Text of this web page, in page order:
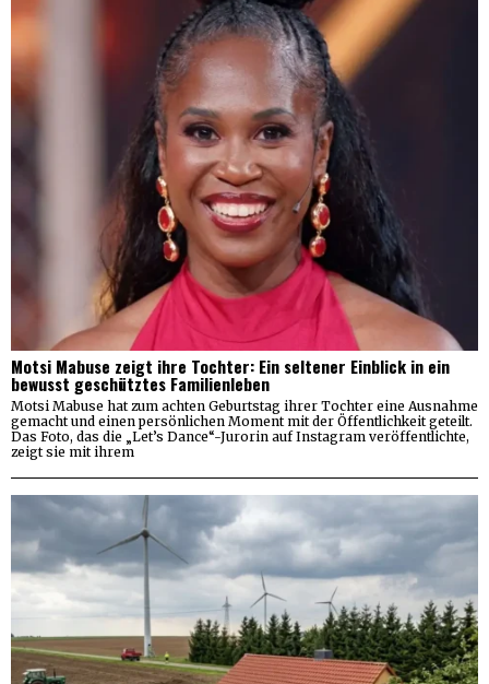
Motsi Mabuse zeigt ihre Tochter: Ein seltener Einblick in ein
bewusst geschütztes Familienleben
Motsi Mabuse hat zum achten Geburtstag ihrer Tochter eine Ausnahme
gemacht und einen persönlichen Moment mit der Öffentlichkeit geteilt.
Das Foto, das die „Let’s Dance“-Jurorin auf Instagram veröffentlichte,
zeigt sie mit ihrem